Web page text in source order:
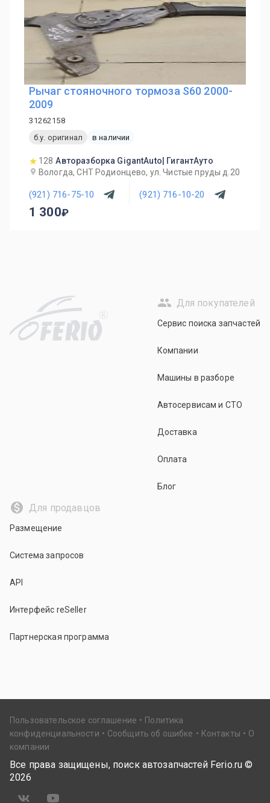
Рычаг стояночного тормоза S60 2000-
2009
31262158
б.у. оригинал
в наличии
128 Авторазборка GigantAuto| ГигантАуто
Вологда, СНТ Родионцево, ул. Чистые пруды д.20
(921) 716-75-10 (921) 716-10-20
1 300
R
Для покупателей
Сервис поиска запчастей
Компании
Машины в разборе
Автосервисам и СТО
Доставка
Оплата
Блог
Для продавцов
Размещение
Система запросов
API
Интерфейс reSeller
Партнерская программа
Пользовательское соглашение
Политика
конфиденциальности
Сообщить об ошибке Контакты
О
компании
Все права защищены, поиск автозапчастей Ferio.ru ©
2026